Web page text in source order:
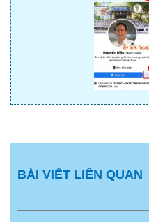
BÀI VIẾT LIÊN QUAN